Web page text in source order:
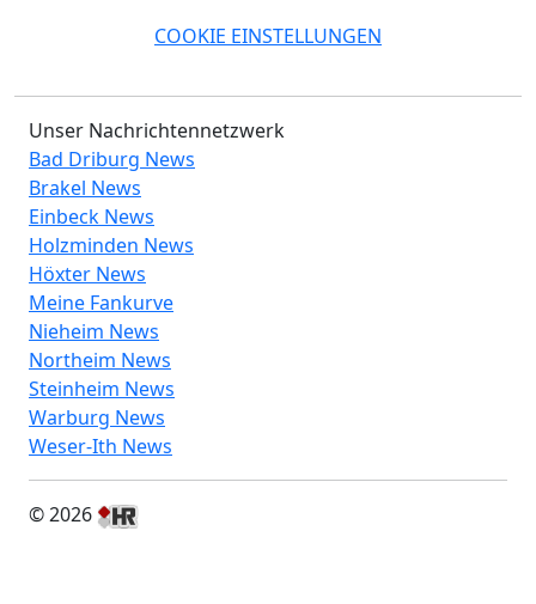
COOKIE EINSTELLUNGEN
Unser Nachrichtennetzwerk
Bad Driburg News
Brakel News
Einbeck News
Holzminden News
Höxter News
Meine Fankurve
Nieheim News
Northeim News
Steinheim News
Warburg News
Weser-Ith News
© 2026